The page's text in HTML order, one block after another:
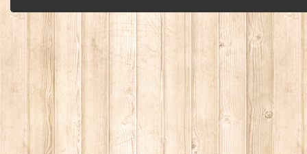
без письменного разрешения автора - запрещено, и будет преследоваться по